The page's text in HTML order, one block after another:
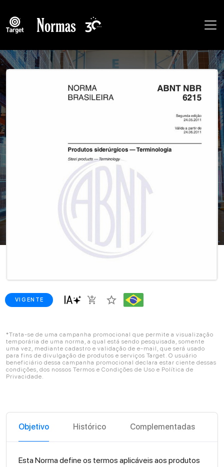
VIGENTE add_shopping_cart star_border
*Trata-se de uma campanha promocional que permite a visualização
temporária de uma norma, a qual está sendo pesquisada, somente
uma vez, mediante cadastro e validação de e-mail, que será usado
para fins de divulgação de produtos e serviços Target. O usuário
beneficiário dessa campanha promocional declara estar ciente dessas
condições, dos nossos Termos e Condições de Uso e Política de
Privacidade.
Objetivo Histórico Complementadas
Esta Norma define os termos aplicáveis aos produtos